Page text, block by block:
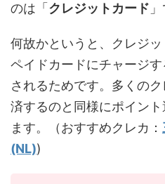
のは「 クレジットカード
何故かというと、クレジ
ペイドカードにチャージ
されるためです。多くの
済するのと同様にポイン
ます。（おすすめクレカ：
(NL))